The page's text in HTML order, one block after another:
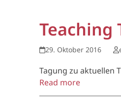
Teaching
29. Oktober 2016
Tagung zu aktuellen
Read more